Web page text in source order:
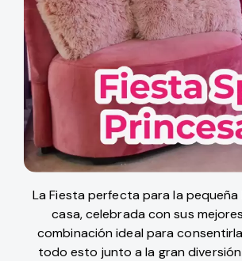
La Fiesta perfecta para la pequeña
casa, celebrada con sus
combinación ideal para
todo esto junto a la gran